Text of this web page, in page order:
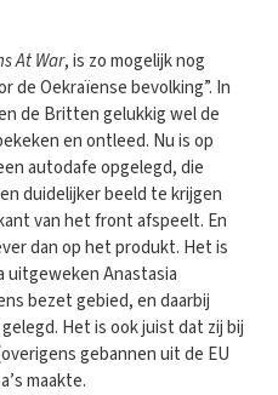
At War, is zo mogelijk nog
de Oekraïense bevolking”. In
de Britten gelukkig wel de
en ontleed. Nu is op
autodafe opgelegd, die
duidelijker beeld te krijgen
van het front afspeelt. En
dan op het produkt. Het is
uitgeweken Anastasia
bezet gebied, en daarbij
Het is ook juist dat zij bij
gebannen uit de EU
maakte.